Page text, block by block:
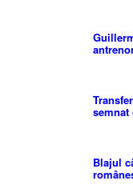
semnat
Blajul